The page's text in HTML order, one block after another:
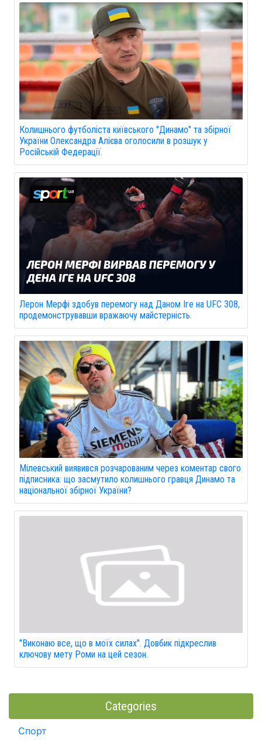
Колишнього футболіста київського "Динамо" та збірної
України Олександра Алієва оголосили в розшук у
Російській Федерації.
Лерон Мерфі здобув перемогу над Даном Іге на UFC 308,
продемонструвавши вражаючу майстерність.
Мілевський виявився розчарованим через коментар свого
підписника: що засмутило колишнього гравця Динамо та
національної збірної України?
"Виконаю все, що в моїх силах". Довбик підкреслив
ключову мету Роми на цей сезон.
Categories
Спорт